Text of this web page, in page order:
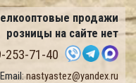
продажи
розницы на сайте нет
253-71-40
Email:nastyastez@yandex.ru